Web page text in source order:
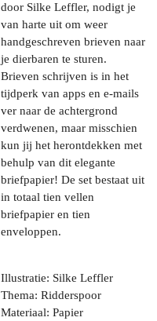
door Silke Leffler, nodigt je
van harte uit om weer
handgeschreven brieven naar
je dierbaren te sturen.
Brieven schrijven is in het
tijdperk van apps en e-mails
ver naar de achtergrond
verdwenen, maar misschien
kun jij het herontdekken met
behulp van dit elegante
briefpapier! De set bestaat uit
in totaal tien vellen
briefpapier en tien
enveloppen.
Illustratie: Silke Leffler
Thema: Ridderspoor
Materiaal: Papier